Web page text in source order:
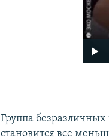
Группа
становится все